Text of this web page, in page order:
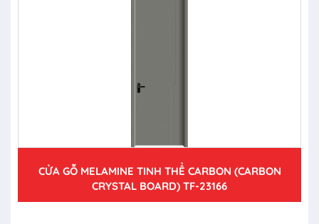
CỬA GỖ MELAMINE TINH THỂ CARBON (CARBON
CRYSTAL BOARD) TF-23166